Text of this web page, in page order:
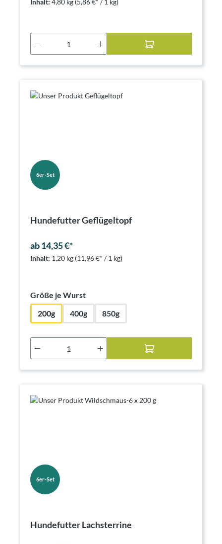
Inhalt: 4,80 kg (5,86 €* / 1 kg)
Produkt Anzahl: Gib den gewünschten
6er-Set
Hundefutter Geflügeltopf
ab 14,35 €*
Inhalt: 1,20 kg (11,96 €* / 1 kg)
Größe je Wurstauswählen
200g
400g 850g
Produkt Anzahl: Gib den gewünschten
6er-Set
Hundefutter Lachsterrine